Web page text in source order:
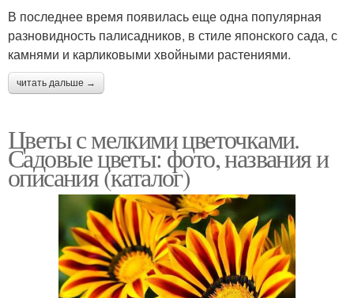
В последнее время появилась еще одна популярная
разновидность палисадников, в стиле японского сада, с
камнями и карликовыми хвойными растениями.
читать дальше →
Цветы с мелкими цветочками.
Садовые цветы: фото, названия и
описания (каталог)